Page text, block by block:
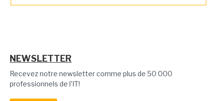
NEWSLETTER
Recevez notre newsletter comme plus de 50 000
professionnels de l'IT!